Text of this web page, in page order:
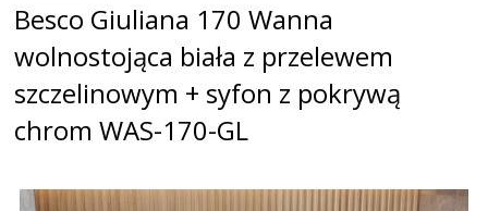
Besco Giuliana 170 Wanna
wolnostojąca biała z przelewem
szczelinowym + syfon z pokrywą
chrom WAS-170-GL